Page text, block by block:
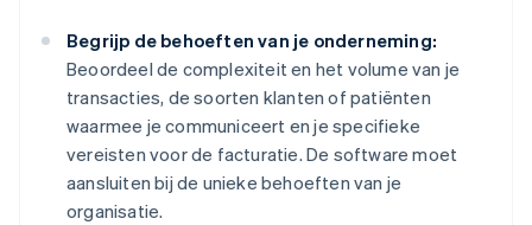
Begrijp de behoeften van je onderneming:
Beoordeel de complexiteit en het volume van je
transacties, de soorten klanten of patiënten
waarmee je communiceert en je specifieke
vereisten voor de facturatie. De software moet
aansluiten bij de unieke behoeften van je
organisatie.